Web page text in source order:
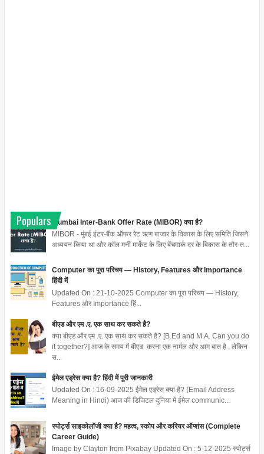
Populars
Mumbai Inter-Bank Offer Rate (MIBOR) क्या है?
MIBOR - मुंबई इंटर-बैंक ऑफर रेट ऋण बाजार के विकास के लिए समिति जिसने
अध्ययन किया था और कॉल मनी मार्केट के लिए बेंचमार्क दर के विकास के तौर-त...
Computer का पूरा परिचय — History, Features और Importance
हिंदी में
Updated On : 21-10-2025 Computer का पूरा परिचय — History,
Features और Importance हिं...
बीएड और एम .ए. एक साथ कर सकते है?
क्या बीएड और एम .ए. एक साथ कर सकते है? [B.Ed and M.A. Can you do
it together?] आज के समय में बीएड करना एक नार्मल और आम बात है , लेकिन
स...
ईमेल एड्रेस क्या है? हिंदी में पूरी जानकारी
Updated On : 16-09-2025 ईमेल एड्रेस क्या है? (Email Address
Meaning in Hindi) आज की डिजिटल दुनिया में ईमेल communic...
स्पोर्ट्स साइकोलॉजी क्या है? महत्व, स्कोप और करियर ऑप्शंस (Complete
Career Guide)
Image by Clayton from Pixabay Updated On : 5-12-2025 स्पोर्ट्स